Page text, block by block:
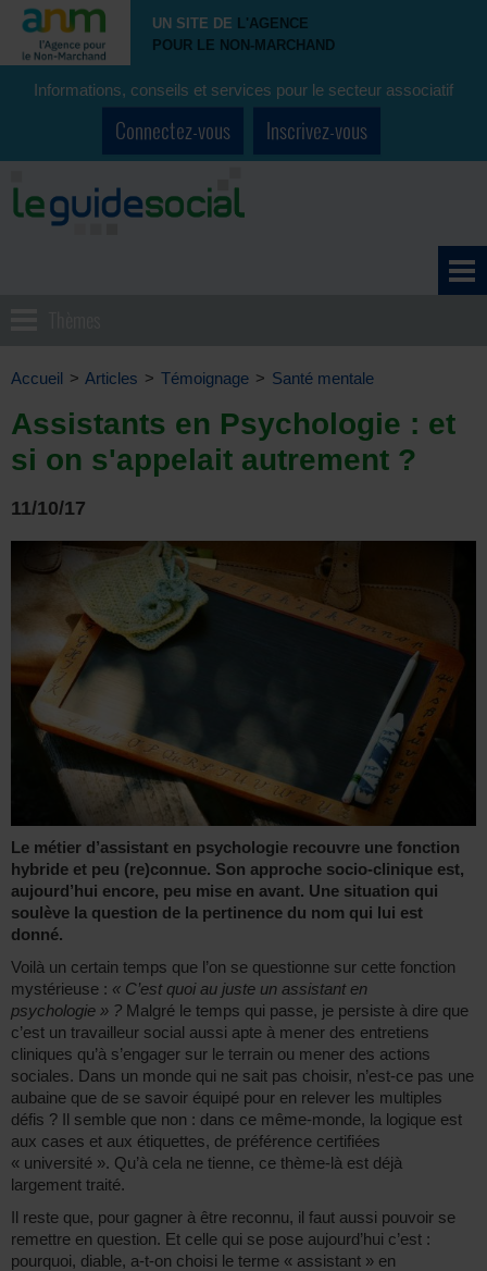
UN SITE DE L'AGENCE
POUR LE NON-MARCHAND
Informations, conseils et services pour le secteur associatif
Connectez-vous Inscrivez-vous
Accueil > Articles > Témoignage > Santé mentale
Assistants en Psychologie : et
si on s'appelait autrement ?
11/10/17
Le métier d’assistant en psychologie recouvre une fonction
hybride et peu (re)connue. Son approche socio-clinique est,
aujourd’hui encore, peu mise en avant. Une situation qui
soulève la question de la pertinence du nom qui lui est
donné.
Voilà un certain temps que l’on se questionne sur cette fonction
mystérieuse : « C’est quoi au juste un assistant en
psychologie » ? Malgré le temps qui passe, je persiste à dire que
c’est un travailleur social aussi apte à mener des entretiens
cliniques qu’à s’engager sur le terrain ou mener des actions
sociales. Dans un monde qui ne sait pas choisir, n’est-ce pas une
aubaine que de se savoir équipé pour en relever les multiples
défis ? Il semble que non : dans ce même-monde, la logique est
aux cases et aux étiquettes, de préférence certifiées
« université ». Qu’à cela ne tienne, ce thème-là est déjà
largement traité.
Il reste que, pour gagner à être reconnu, il faut aussi pouvoir se
remettre en question. Et celle qui se pose aujourd’hui c’est :
pourquoi, diable, a-t-on choisi le terme « assistant » en